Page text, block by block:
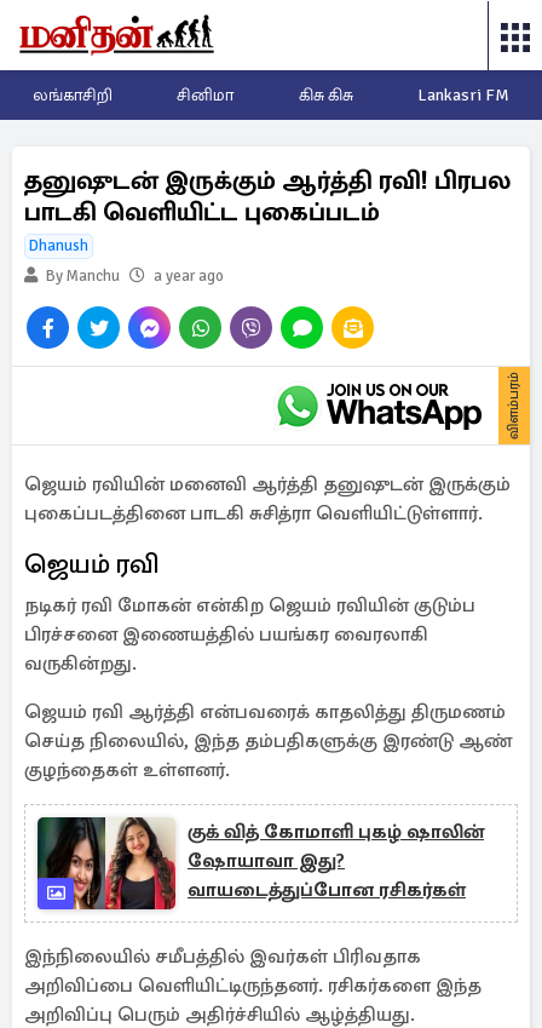
லங்காசிறி சினிமா கிசு கிசு Lankasri FM
தனுஷுடன் இருக்கும் ஆர்த்தி ரவி! பிரபல
பாடகி வெளியிட்ட புகைப்படம்
Dhanush
By Manchu
a year ago
விளம்பரம்
ஜெயம் ரவியின் மனைவி ஆர்த்தி தனுஷுடன் இருக்கும்
புகைப்படத்தினை பாடகி சுசித்ரா வெளியிட்டுள்ளார்.
ஜெயம் ரவி
நடிகர் ரவி மோகன் என்கிற ஜெயம் ரவியின் குடும்ப
பிரச்சனை இணையத்தில் பயங்கர வைரலாகி
வருகின்றது.
ஜெயம் ரவி ஆர்த்தி என்பவரைக் காதலித்து திருமணம்
செய்த நிலையில், இந்த தம்பதிகளுக்கு இரண்டு ஆண்
குழந்தைகள் உள்ளனர்.
குக் வித் கோமாளி புகழ் ஷாலின்
ஷோயாவா இது?
வாயடைத்துப்போன ரசிகர்கள்
இந்நிலையில் சமீபத்தில் இவர்கள் பிரிவதாக
அறிவிப்பை வெளியிட்டிருந்தனர். ரசிகர்களை இந்த
அறிவிப்பு பெரும் அதிர்ச்சியில் ஆழ்த்தியது.